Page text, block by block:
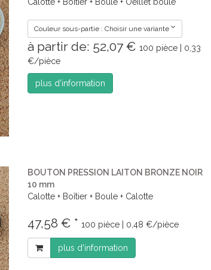
Couleur sous-partie : Choisir une variante
à partir de: 52,07 € 100 pièce | 0,33
€/pièce
plus d'information
BOUTON PRESSION LAITON BRONZE NOIR
10 mm
Calotte + Boîtier + Boule + Calotte
47,58 € * 100 pièce | 0,48 €/pièce
plus d'information